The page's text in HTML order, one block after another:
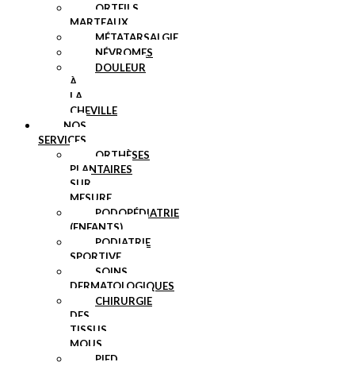
ORTEILS
MARTEAUX
MÉTATARSALGIE
NÉVROMES
DOULEUR
À
LA
CHEVILLE
NOS
SERVICES
ORTHÈSES
PLANTAIRES
SUR
MESURE
PODOPÉDIATRIE
(ENFANTS)
PODIATRIE
SPORTIVE
SOINS
DERMATOLOGIQUES
CHIRURGIE
DES
TISSUS
MOUS
PIED